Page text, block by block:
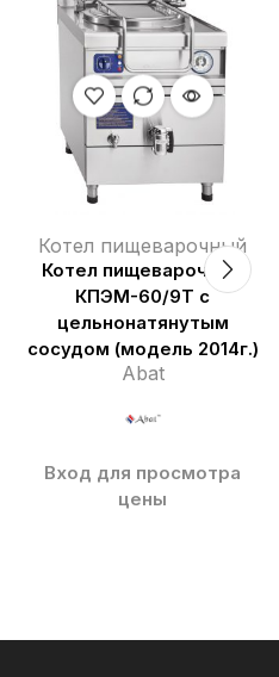
Котел пищеварочный
Котел пищеварочный
КПЭМ-60/9Т с
цельнонатянутым
сосудом (модель 2014г.)
Abat
Вход для просмотра
цены